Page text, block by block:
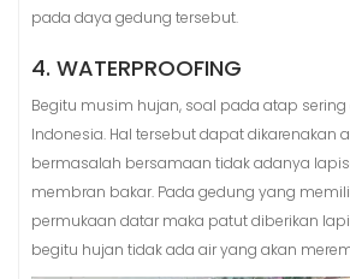
pada daya gedung tersebut.
4. WATERPROOFING
Begitu musim hujan, soal pada atap
Indonesia. Hal tersebut dapat dikarenakan
bermasalah bersamaan tidak adanya
membran bakar. Pada gedung yang
permukaan datar maka patut diberikan
begitu hujan tidak ada air yang akan